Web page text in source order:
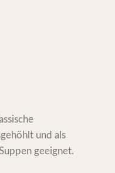
und als
geeignet.